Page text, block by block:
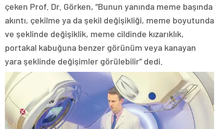
çeken Prof. Dr. Görken, “Bunun yanında meme başında
akıntı, çekilme ya da şekil değişikliği, meme boyutunda
ve şeklinde değişiklik, meme cildinde kızarıklık,
portakal kabuğuna benzer görünüm veya kanayan
yara şeklinde değişimler görülebilir” dedi.